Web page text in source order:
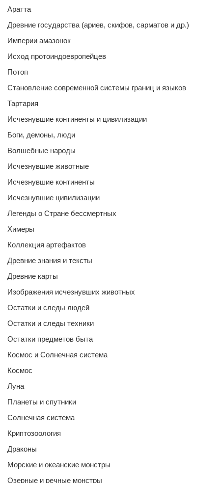
Аратта
Древние государства (ариев, скифов, сарматов и др.)
Империи амазонок
Исход протоиндоевропейцев
Потоп
Становление современной системы границ и языков
Тартария
Исчезнувшие континенты и цивилизации
Боги, демоны, люди
Волшебные народы
Исчезнувшие животные
Исчезнувшие континенты
Исчезнувшие цивилизации
Легенды о Стране бессмертных
Химеры
Коллекция артефактов
Древние знания и тексты
Древние карты
Изображения исчезнувших животных
Остатки и следы людей
Остатки и следы техники
Остатки предметов быта
Космос и Солнечная система
Космос
Луна
Планеты и спутники
Солнечная система
Криптозоология
Драконы
Морские и океанские монстры
Озерные и речные монстры